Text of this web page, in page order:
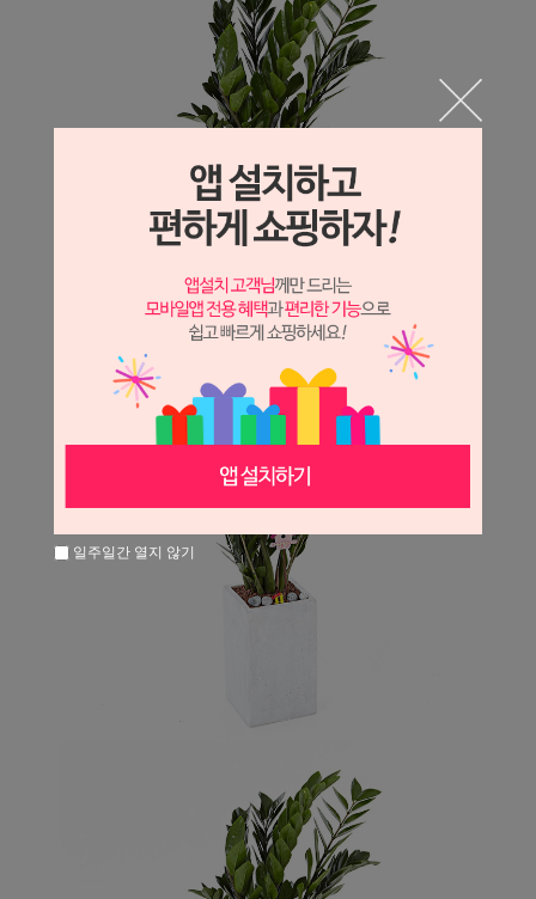
일주일간 열지 않기